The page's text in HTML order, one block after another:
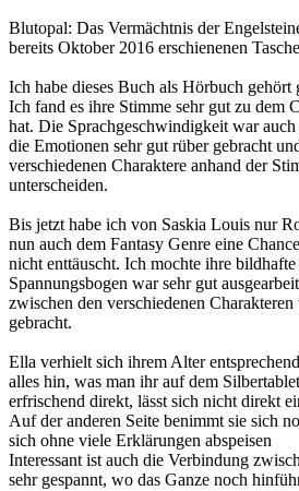
Blutopal: Das Vermächtnis der
bereits Oktober 2016 erschienenen
Ich habe dieses Buch als Hörbuch
Ich fand es ihre Stimme sehr gut zu dem
hat. Die Sprachgeschwindigkeit war
die Emotionen sehr gut rüber gebracht
verschiedenen Charaktere anhand der
unterscheiden.
Bis jetzt habe ich von Saskia Louis nur
nun auch dem Fantasy Genre eine
nicht enttäuscht. Ich mochte ihre
Spannungsbogen war sehr gut
zwischen den verschiedenen
gebracht.
Ella verhielt sich ihrem Alter
alles hin, was man ihr auf dem
erfrischend direkt, lässt sich nicht direkt
Auf der anderen Seite benimmt sie sich
sich ohne viele Erklärungen abspeisen
Interessant ist auch die Verbindung
sehr gespannt, wo das Ganze noch